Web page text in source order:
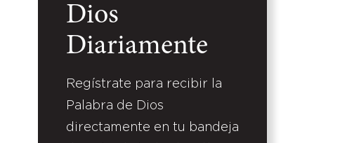
Dios
Diariamente
Regístrate para recibir la
Palabra de Dios
directamente en tu bandeja